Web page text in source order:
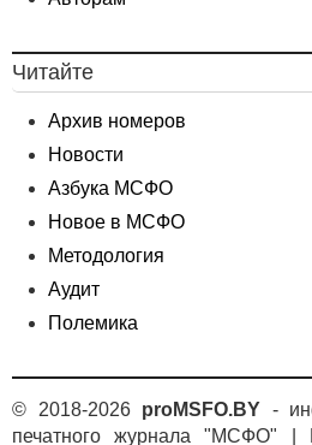
Читайте
Архив номеров
Новости
Азбука МСФО
Новое в МСФО
Методология
Аудит
Полемика
© 2018-2026 proMSFO.BY -
печатного журнала "МСФО" |